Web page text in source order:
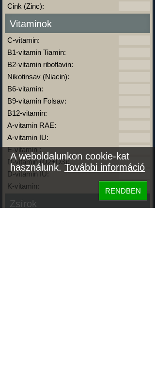
Cink (Zinc):
Vitaminok
C-vitamin:
B1-vitamin Tiamin:
B2-vitamin riboflavin:
Nikotinsav (Niacin):
B6-vitamin:
B9-vitamin Folsav:
B12-vitamin:
A-vitamin RAE:
A-vitamin IU:
E-vitamin :
D-vitamin (D2+D3):
D-vitamin IU:
K-vitamin:
Zsírok
A weboldalunkon cookie-kat
használunk.További információ
RENDBEN